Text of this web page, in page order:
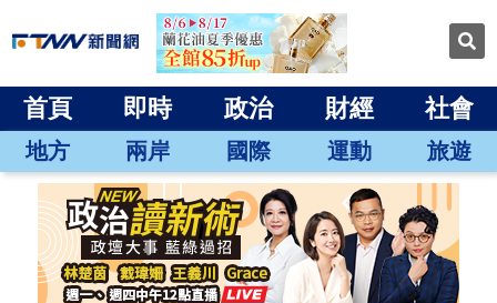
首頁 即時 政治 財經 社會
地方 兩岸 國際 運動 旅遊